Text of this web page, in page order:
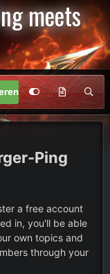
meets
Ping
a free account
in, you'll be able
own topics and
through your